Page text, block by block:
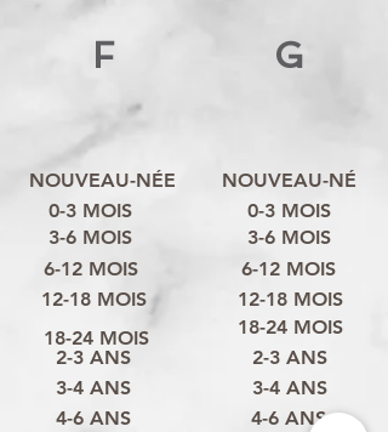
F G
4-6 ANS
3-4 ANS
2-3 ANS
NOUVEAU-NÉE
0-3 MOIS
6-12 MOIS
12-18 MOIS
18-24 MOIS
3-6 MOIS
4-6 ANS
3-4 ANS
2-3 ANS
NOUVEAU-NÉ
0-3 MOIS
6-12 MOIS
12-18 MOIS
18-24 MOIS
3-6 MOIS